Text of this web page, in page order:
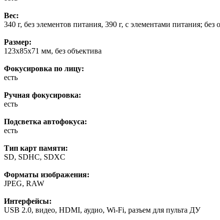
Вес:
340 г, без элементов питания, 390 г, с элементами питания; без
Размер:
123x85x71 мм, без объектива
Фокусировка по лицу:
есть
Ручная фокусировка:
есть
Подсветка автофокуса:
есть
Тип карт памяти:
SD, SDHC, SDXC
Форматы изображения:
JPEG, RAW
Интерфейсы:
USB 2.0, видео, HDMI, аудио, Wi-Fi, разъем для пульта ДУ